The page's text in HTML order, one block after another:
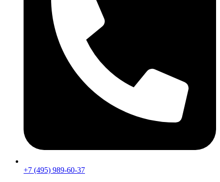
+7 (495) 989-60-37